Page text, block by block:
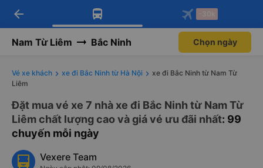
Tải app Vexere ngay!
Nhận ưu đãi thành viên độc
Mở app
Tải app Vexere
-30k/ghế khi đặt vé máy bay qua
Mở app
arrow_back -30k
Nam Từ Liêm Bắc Ninh Chọn ngày
Vé xe khách xe đi Bắc Ninh từ Hà Nội
xe đi Bắc Ninh từ Nam Từ
Liêm
Đặt mua vé xe 7 nhà xe đi Bắc Ninh từ Nam Từ
Liêm chất lượng cao và giá vé ưu đãi nhất: 99
chuyến mỗi ngày
Vexere Team